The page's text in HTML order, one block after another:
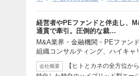
経営者やPEファンドと伴走し、
通貫で牽引。圧倒的な裁…
M&A業界・金融機関・PEファン
組織コンサルティング、ハイキ
会社概要
【ヒトとカネの全方位か